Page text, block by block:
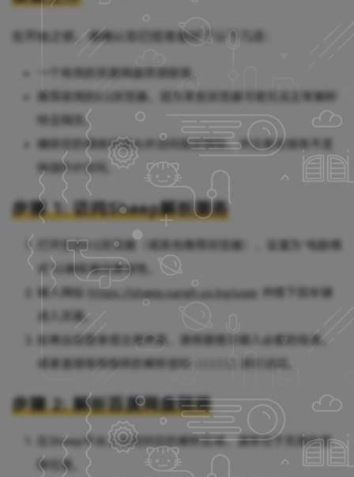
在开始之前，请确认您已经准备好了以下几项：
一个有效的百度网盘资源链接。
推荐使用的EG浏览器，因为某些浏览器可能无法正常解析
特定网页。
确保您的网络环境允许访问指定网站，并注意该服务不支
持国外IP访问。
步骤 1: 访问Sheep解析服务
打开您的EG浏览器（或其他推荐浏览器），设置为“电脑模
式”以确保最佳兼容性。
输入网址
https://sheep.sarah.us.kg/user
进入页面。
如果出现登录或注册界面，请根据提示输入必要的信息，
或者直接使用提供的解析密码
步骤 2: 解析百度网盘链接
在Sheep平台上找到对应的解析区域，通常位于页面的显
眼位置。